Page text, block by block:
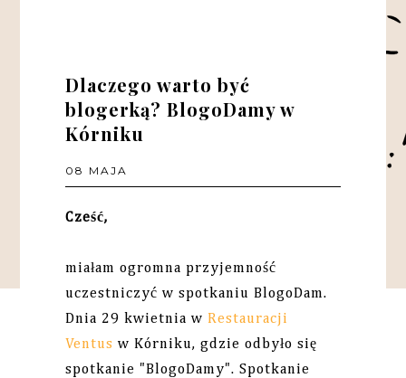
Dlaczego warto być
blogerką? BlogoDamy w
Kórniku
08 MAJA
Cześć,
miałam ogromna przyjemność
uczestniczyć w spotkaniu BlogoDam.
Dnia 29 kwietnia w Restauracji
Ventus w Kórniku, gdzie odbyło się
spotkanie "BlogoDamy". Spotkanie